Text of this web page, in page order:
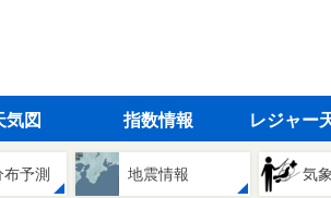
気図 指数情報 レジャー
予測 地震情報 気